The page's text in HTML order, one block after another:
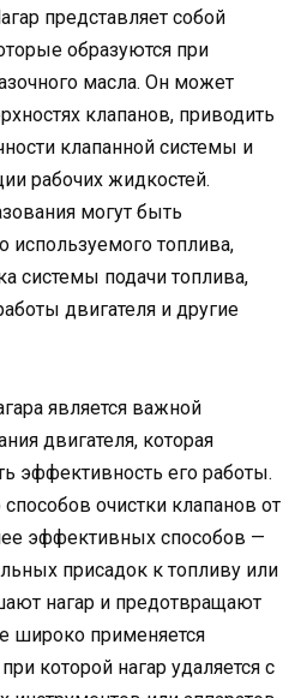
представляет собой
образуются при
масла. Он может
клапанов, приводить
клапанной системы и
рабочих жидкостей.
могут быть
используемого топлива,
системы подачи топлива,
двигателя и другие
является важной
двигателя, которая
эффективность его работы.
очистки клапанов от
эффективных способов —
присадок к топливу или
нагар и предотвращают
широко применяется
которой нагар удаляется с